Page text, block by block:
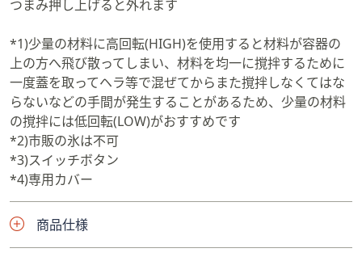
つまみ押し上げると外れます
*1)少量の材料に高回転(HIGH)を使用すると材料が容器の
上の方へ飛び散ってしまい、材料を均一に撹拌するために
一度蓋を取ってヘラ等で混ぜてからまた撹拌しなくてはな
らないなどの手間が発生することがあるため、少量の材料
の撹拌には低回転(LOW)がおすすめです
*2)市販の氷は不可
*3)スイッチボタン
*4)専用カバー
商品仕様